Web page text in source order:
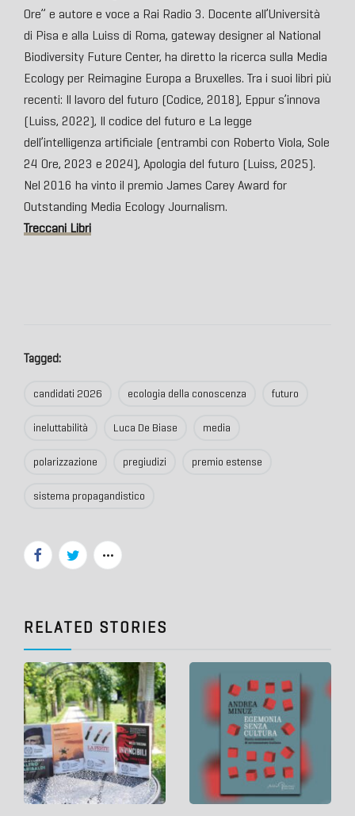
Ore” e autore e voce a Rai Radio 3. Docente all’Università
di Pisa e alla Luiss di Roma, gateway designer al National
Biodiversity Future Center, ha diretto la ricerca sulla Media
Ecology per Reimagine Europa a Bruxelles. Tra i suoi libri più
recenti: Il lavoro del futuro (Codice, 2018), Eppur s’innova
(Luiss, 2022), Il codice del futuro e La legge
dell’intelligenza artificiale (entrambi con Roberto Viola, Sole
24 Ore, 2023 e 2024), Apologia del futuro (Luiss, 2025).
Nel 2016 ha vinto il premio James Carey Award for
Outstanding Media Ecology Journalism.
Treccani Libri
Tagged:
candidati 2026 ecologia della conoscenza futuro
ineluttabilità Luca De Biase media
polarizzazione pregiudizi premio estense
sistema propagandistico
RELATED STORIES